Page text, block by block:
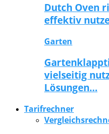
Dutch Oven
effektiv
Garten
vielseitig
Lösungen…
Tarifrechner